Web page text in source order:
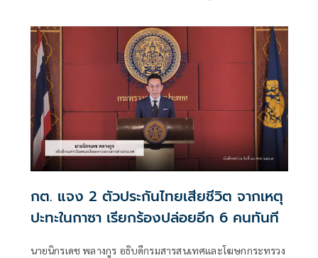
กต. แจง 2 ตัวประกันไทยเสียชีวิต จากเหตุ
ปะทะในกาซา เรียกร้องปล่อยอีก 6 คนทันที
นายนิกรเดช พลางกูร อธิบดีกรมสารสนเทศและโฆษกกระทรวง